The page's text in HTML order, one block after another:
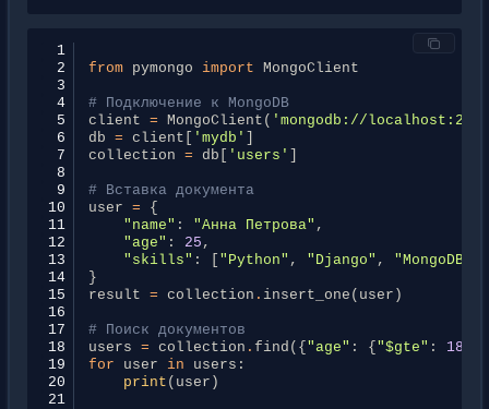
1
2
from pymongo import MongoClient
3
4
# Подключение к MongoDB
5
client = MongoClient ( 'mongodb://
6
db = client [ 'mydb' ]
7
collection = db [ 'users' ]
8
9
# Вставка документа
10
user =
{
11
"name" : "Анна Петрова" ,
12
"age" : 25 ,
13
"skills" : [ "Python" , "Django" , "MongoDB"
14
}
15
result = collection . insert_one ( user )
16
17
# Поиск документов
18
users = collection . find ({"age" : {"$gte" : 18
19
for user in users :
20
print ( user )
21